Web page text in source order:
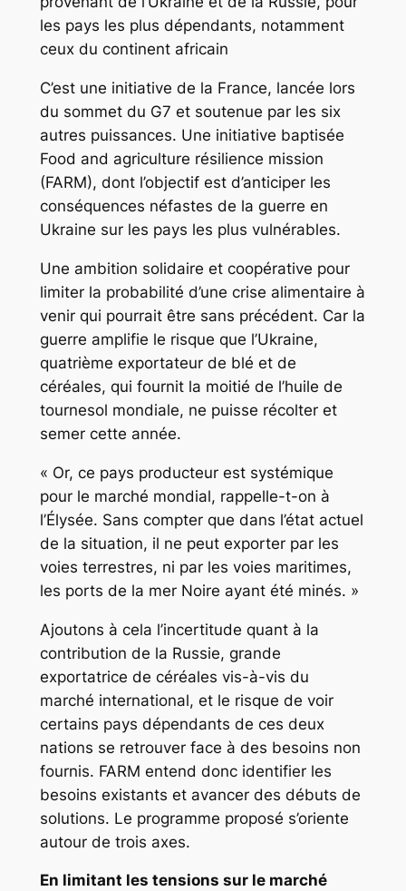
les pays les plus dépendants, notamment
ceux du continent africain
C’est une initiative de la France, lancée lors
du sommet du G7 et soutenue par les six
autres puissances. Une initiative baptisée
Food and agriculture résilience mission
(FARM), dont l’objectif est d’anticiper les
conséquences néfastes de la guerre en
Ukraine sur les pays les plus vulnérables.
Une ambition solidaire et coopérative pour
limiter la probabilité d’une crise alimentaire à
venir qui pourrait être sans précédent. Car la
guerre amplifie le risque que l’Ukraine,
quatrième exportateur de blé et de
céréales, qui fournit la moitié de l’huile de
tournesol mondiale, ne puisse récolter et
semer cette année.
« Or, ce pays producteur est systémique
pour le marché mondial, rappelle-t-on à
l’Élysée. Sans compter que dans l’état actuel
de la situation, il ne peut exporter par les
voies terrestres, ni par les voies maritimes,
les ports de la mer Noire ayant été minés. »
Ajoutons à cela l’incertitude quant à la
contribution de la Russie, grande
exportatrice de céréales vis-à-vis du
marché international, et le risque de voir
certains pays dépendants de ces deux
nations se retrouver face à des besoins non
fournis. FARM entend donc identifier les
besoins existants et avancer des débuts de
solutions. Le programme proposé s’oriente
autour de trois axes.
En limitant les tensions sur le marché